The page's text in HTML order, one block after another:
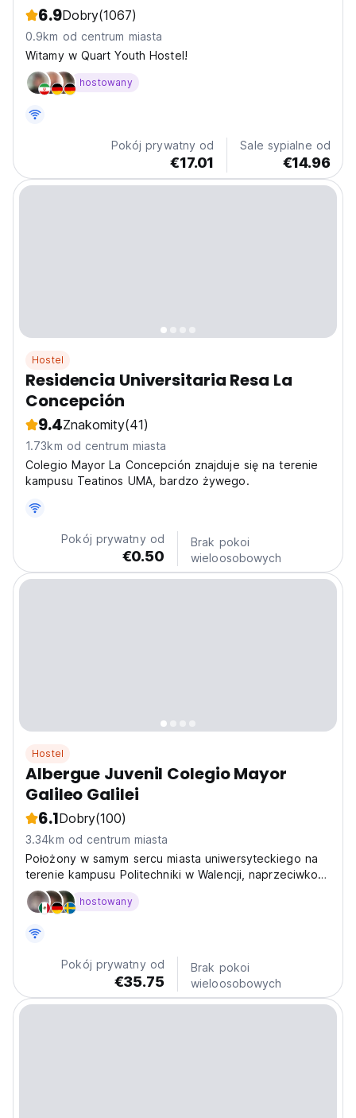
6.9Dobry(1067)
0.9km od centrum miasta
Witamy w Quart Youth Hostel!
hostowany
Pokój prywatny od
€17.01
Sale sypialne od
€14.96
Hostel
Residencia Universitaria Resa La
Concepción
9.4Znakomity(41)
1.73km od centrum miasta
Colegio Mayor La Concepción znajduje się na terenie
kampusu Teatinos UMA, bardzo żywego.
Pokój prywatny od
€0.50
Brak pokoi
wieloosobowych
Hostel
Albergue Juvenil Colegio Mayor
Galileo Galilei
6.1Dobry(100)
3.34km od centrum miasta
Położony w samym sercu miasta uniwersyteckiego na
terenie kampusu Politechniki w Walencji, naprzeciwko
Uniwersytetu w Walencji.
hostowany
Pokój prywatny od
€35.75
Brak pokoi
wieloosobowych